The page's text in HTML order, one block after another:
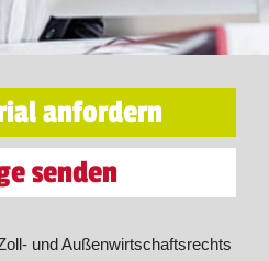
anfordern
senden
und Außenwirtschaftsrechts